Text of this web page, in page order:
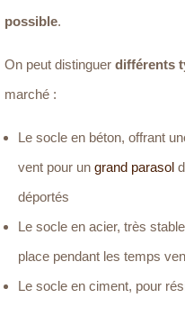
possible.
On peut distinguer différents
marché :
Le socle en béton, offrant
vent pour un grand parasol
déportés
Le socle en acier, très
place pendant les temps
Le socle en ciment, pour